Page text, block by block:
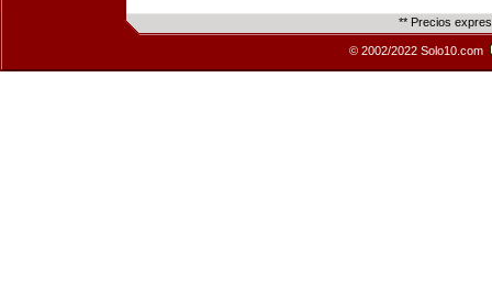
** Precios
© 2002/2022 Solo10.com